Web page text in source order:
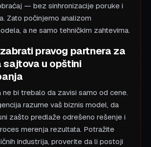
— bez sinhronizacije poruke i
Zato počinjemo analizom
a ne samo tehničkim zahtevima.
pravog partnera za
sajtova u opštini
bi trebalo da zavisi samo od cene.
razume vaš biznis model, da
zašto predlaže odrešeno rešenje i
merenja rezultata. Potražite
industrija, proverite da li postoji